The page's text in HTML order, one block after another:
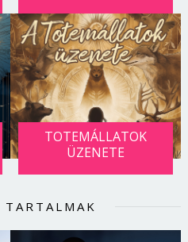
TOTEMÁLLATOK
ÜZENETE